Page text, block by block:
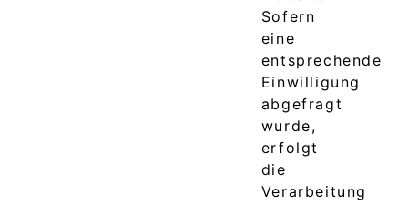
Sofern
eine
entsprechende
Einwilligung
abgefragt
wurde,
erfolgt
die
Verarbeitung